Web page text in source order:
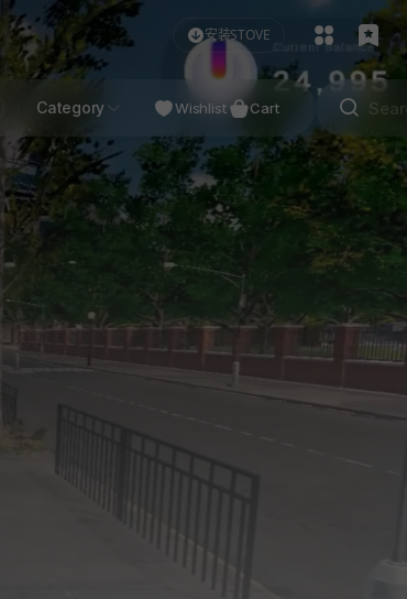
安装STOVE
STOVE INDIE Studio
Category Wishlist Cart